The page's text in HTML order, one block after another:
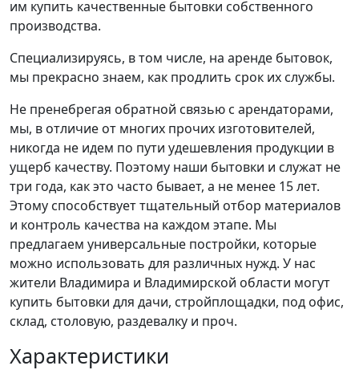
им купить качественные бытовки собственного
производства.
Специализируясь, в том числе, на аренде бытовок,
мы прекрасно знаем, как продлить срок их службы.
Не пренебрегая обратной связью с арендаторами,
мы, в отличие от многих прочих изготовителей,
никогда не идем по пути удешевления продукции в
ущерб качеству. Поэтому наши бытовки и служат не
три года, как это часто бывает, а не менее 15 лет.
Этому способствует тщательный отбор материалов
и контроль качества на каждом этапе. Мы
предлагаем универсальные постройки, которые
можно использовать для различных нужд. У нас
жители Владимира и Владимирской области могут
купить бытовки для дачи, стройплощадки, под офис,
склад, столовую, раздевалку и проч.
Характеристики